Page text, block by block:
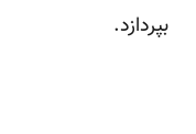
بپردازد.